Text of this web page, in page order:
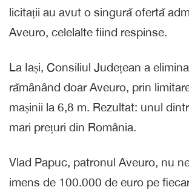
licitații au avut o singură ofertă
Aveuro, celelalte fiind respinse.
La Iași, Consiliul Județean a
rămânând doar Aveuro, prin
mașinii la 6,8 m. Rezultat: unul
mari prețuri din România.
Vlad Papuc, patronul Aveuro, nu
imens de 100.000 de euro pe